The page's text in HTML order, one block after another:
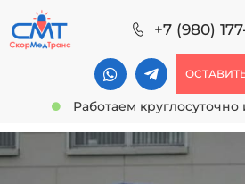
+7 (980)
Работаем